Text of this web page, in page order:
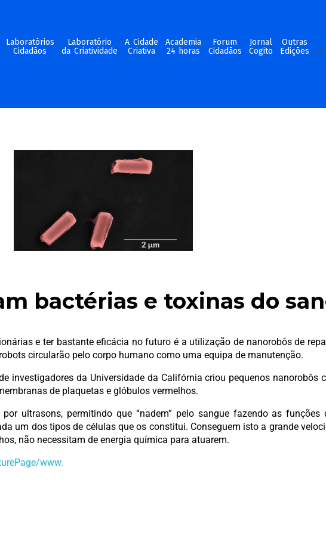
Laboratórios
Cidadãos
Laboratório
da Criatividade
A Cidade
Criativa
Academia
24 horas
Forum
Cidadãos
Jornal
Cogito
Outras
Edições
bactérias e toxinas do
e ter bastante eficácia no futuro é a utilização de nanorobôs de
circularão pelo corpo humano como uma equipa de manutenção.
investigadores da Universidade da Califórnia criou pequenos nanorobôs
de plaquetas e glóbulos vermelhos.
ultrasons, permitindo que “nadem” pelo sangue fazendo as funções
um dos tipos de células que os constitui. Conseguem isto a grande
não necessitam de energia química para atuarem.
www.